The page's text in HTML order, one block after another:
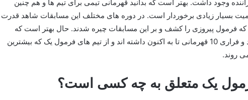
وجود داشت. بهتر است که بدانید قهرمانی تیمی برای تیم ها و هم چنین
های موتور در فرمول 1 از اهمیت بسیار زیادی برخوردار است. در دوره های مختلف این مسابقات شاهد قدرت
که فرمول پیروزی را کشف و بر این مسابقات چیره شدند. حال بهتر است که
بدانید تیم مرسدس 16، تیم های فورد و فراری 10 قهرمانی تا به اکنون داشته اند و از تیم های فرمول یک که بیشترین
روند.
یک متعلق به چه کسی است؟